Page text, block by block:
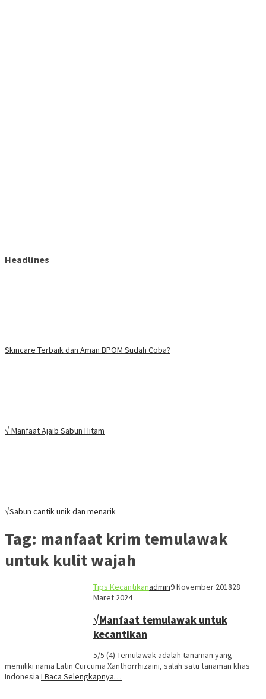
Headlines
Skincare Terbaik dan Aman BPOM Sudah Coba?
√ Manfaat Ajaib Sabun Hitam
√Sabun cantik unik dan menarik
Tag: manfaat krim temulawak
untuk kulit wajah
Tips Kecantikanadmin9 November 201828
Maret 2024
√Manfaat temulawak untuk
kecantikan
5/5 (4) Temulawak adalah tanaman yang
memiliki nama Latin Curcuma Xanthorrhizaini, salah satu tanaman khas
Indonesia I Baca Selengkapnya…